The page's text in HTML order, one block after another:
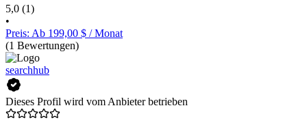
5,0 (1)
•
Preis: Ab 199,00 $ / Monat
(1 Bewertungen)
searchhub
Dieses Profil wird vom Anbieter betrieben